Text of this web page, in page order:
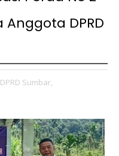
DPRD
DPRD Sumbar,